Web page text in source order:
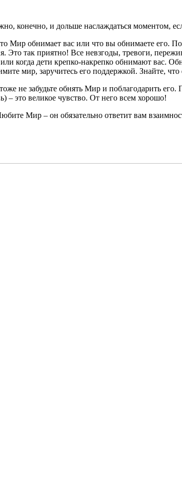
конечно, и дольше наслаждаться моментом,
Мир обнимает вас или что вы обнимаете его.
Это так приятно! Все невзгоды, тревоги,
когда дети крепко-накрепко обнимают вас.
мир, заручитесь его поддержкой. Знайте,
не забудьте обнять Мир и поблагодарить
– это великое чувство. От него всем хорошо!
Мир – он обязательно ответит вам